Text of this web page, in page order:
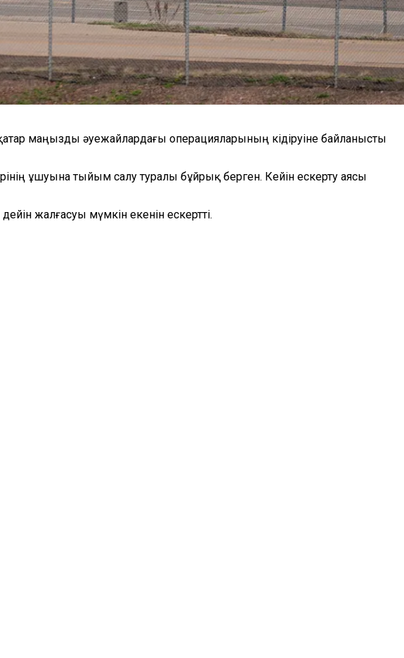
маңызды әуежайлардағы операцияларының кідіруіне байланысты
ұшуына тыйым салу туралы бұйрық берген. Кейін ескерту аясы
жалғасуы мүмкін екенін ескертті.